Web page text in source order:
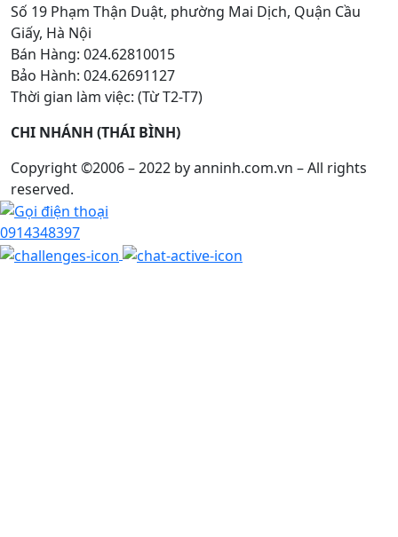
Số 19 Phạm Thận Duật, phường Mai Dịch, Quận Cầu
Giấy, Hà Nội
Bán Hàng: 024.62810015
Bảo Hành: 024.62691127
Thời gian làm việc: (Từ T2-T7)
CHI NHÁNH (THÁI BÌNH)
Copyright ©2006 – 2022 by anninh.com.vn – All rights
reserved.
0914348397